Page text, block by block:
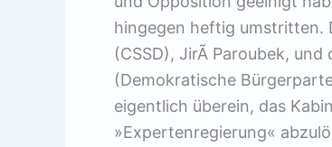
hingegen heftig umstritten.
(CSSD), JirÃ­ Paroubek,
(Demokratische
eigentlich überein, das
»Expertenregierung«